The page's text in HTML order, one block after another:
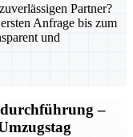
Partner?
Anfrage bis zum
und
–